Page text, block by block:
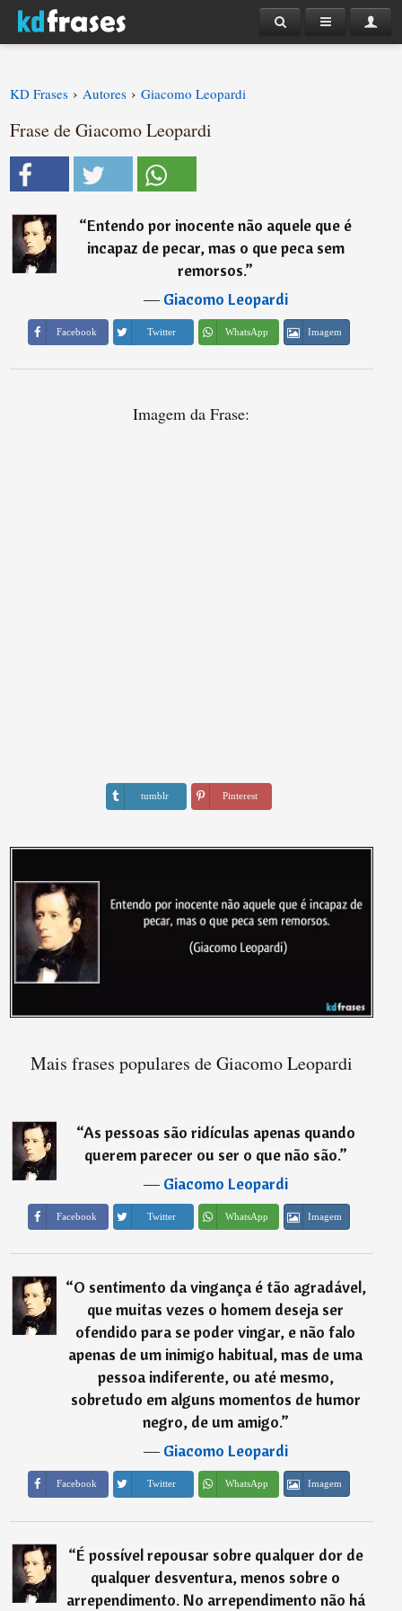
KD Frases › Autores › Giacomo Leopardi
Frase de Giacomo Leopardi
“Entendo por inocente não aquele que é
incapaz de pecar, mas o que peca sem
remorsos.”
―Giacomo Leopardi
Facebook Twitter WhatsApp Imagem
Imagem da Frase:
tumblr Pinterest
Mais frases populares de Giacomo Leopardi
“As pessoas são ridículas apenas quando
querem parecer ou ser o que não são.”
―Giacomo Leopardi
Facebook Twitter WhatsApp Imagem
“O sentimento da vingança é tão agradável,
que muitas vezes o homem deseja ser
ofendido para se poder vingar, e não falo
apenas de um inimigo habitual, mas de uma
pessoa indiferente, ou até mesmo,
sobretudo em alguns momentos de humor
negro, de um amigo.”
―Giacomo Leopardi
Facebook Twitter WhatsApp Imagem
“É possível repousar sobre qualquer dor de
qualquer desventura, menos sobre o
arrependimento. No arrependimento não há